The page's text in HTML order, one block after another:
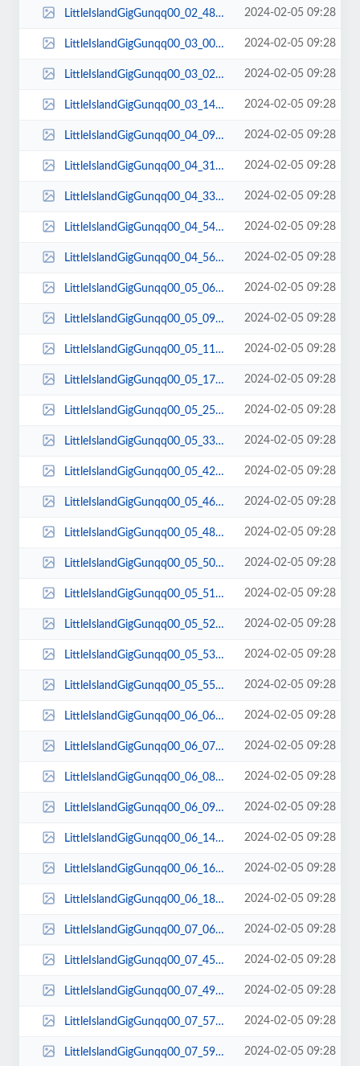
LittleIslandGigGunqq00_02_48qq00010.jpg 2024-02-05 09:28
LittleIslandGigGunqq00_03_00qq00011.jpg 2024-02-05 09:28
LittleIslandGigGunqq00_03_02qq00012.jpg 2024-02-05 09:28
LittleIslandGigGunqq00_03_14qq00013.jpg 2024-02-05 09:28
LittleIslandGigGunqq00_04_09qq00014.jpg 2024-02-05 09:28
LittleIslandGigGunqq00_04_31qq00015.jpg 2024-02-05 09:28
LittleIslandGigGunqq00_04_33qq00016.jpg 2024-02-05 09:28
LittleIslandGigGunqq00_04_54qq00017.jpg 2024-02-05 09:28
LittleIslandGigGunqq00_04_56qq00018.jpg 2024-02-05 09:28
LittleIslandGigGunqq00_05_06qq00019.jpg 2024-02-05 09:28
LittleIslandGigGunqq00_05_09qq00020.jpg 2024-02-05 09:28
LittleIslandGigGunqq00_05_11qq00021.jpg 2024-02-05 09:28
LittleIslandGigGunqq00_05_17qq00022.jpg 2024-02-05 09:28
LittleIslandGigGunqq00_05_25qq00023.jpg 2024-02-05 09:28
LittleIslandGigGunqq00_05_33qq00024.jpg 2024-02-05 09:28
LittleIslandGigGunqq00_05_42qq00025.jpg 2024-02-05 09:28
LittleIslandGigGunqq00_05_46qq00026.jpg 2024-02-05 09:28
LittleIslandGigGunqq00_05_48qq00027.jpg 2024-02-05 09:28
LittleIslandGigGunqq00_05_50qq00028.jpg 2024-02-05 09:28
LittleIslandGigGunqq00_05_51qq00029.jpg 2024-02-05 09:28
LittleIslandGigGunqq00_05_52qq00030.jpg 2024-02-05 09:28
LittleIslandGigGunqq00_05_53qq00031.jpg 2024-02-05 09:28
LittleIslandGigGunqq00_05_55qq00032.jpg 2024-02-05 09:28
LittleIslandGigGunqq00_06_06qq00033.jpg 2024-02-05 09:28
LittleIslandGigGunqq00_06_07qq00034.jpg 2024-02-05 09:28
LittleIslandGigGunqq00_06_08qq00035.jpg 2024-02-05 09:28
LittleIslandGigGunqq00_06_09qq00036.jpg 2024-02-05 09:28
LittleIslandGigGunqq00_06_14qq00037.jpg 2024-02-05 09:28
LittleIslandGigGunqq00_06_16qq00038.jpg 2024-02-05 09:28
LittleIslandGigGunqq00_06_18qq00039.jpg 2024-02-05 09:28
LittleIslandGigGunqq00_07_06qq00040.jpg 2024-02-05 09:28
LittleIslandGigGunqq00_07_45qq00041.jpg 2024-02-05 09:28
LittleIslandGigGunqq00_07_49qq00042.jpg 2024-02-05 09:28
LittleIslandGigGunqq00_07_57qq00043.jpg 2024-02-05 09:28
LittleIslandGigGunqq00_07_59qq00044.jpg 2024-02-05 09:28